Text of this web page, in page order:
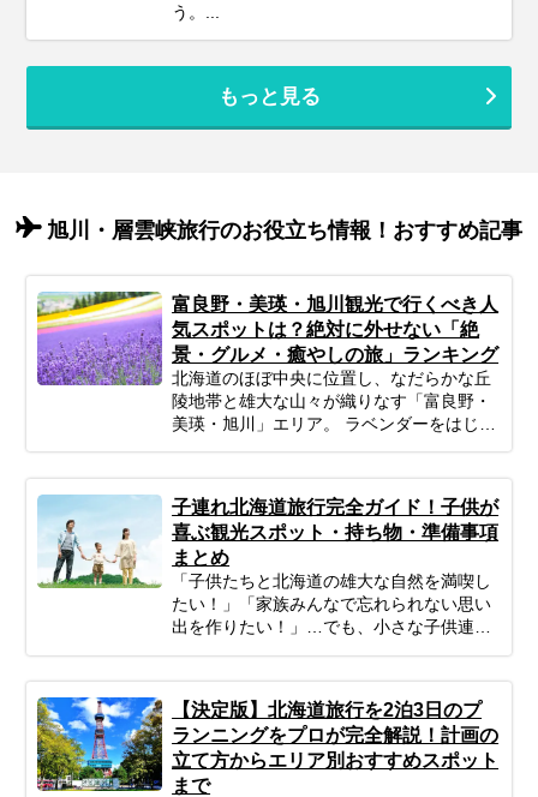
う。...
もっと見る
旭川・層雲峡旅行のお役立ち情報！おすすめ記事
富良野・美瑛・旭川観光で行くべき人
気スポットは？絶対に外せない「絶
景・グルメ・癒やしの旅」ランキング
北海道のほぼ中央に位置し、なだらかな丘
陵地帯と雄大な山々が織りなす「富良野・
美瑛・旭川」エリア。 ラベンダーをはじめ
絶品グルメは、忙しい日常を忘れて深呼吸
したい大人の女性にぴったりの場所です。
「広すぎてどう回ればいいかわからな
い…」「効率よく絶景スポットを巡りた
い」 そんなあなたのために、今回はプロの
ツアーコーディネーターが厳選した、目的
別の富良野・美瑛・旭川おすすめ観光スポ
ットをご紹介します。 絵画のような絶景か
フェまで幅広くピックアップ。初めての方
からリピーターの方まで、あなたの旅のス
タイルに合わせた「最高の北海道旅」をプ
ランニングするための参考にぜひお役立て
ください。
子連れ北海道旅行完全ガイド！子供が
喜ぶ観光スポット・持ち物・準備事項
まとめ
「子供たちと北海道の雄大な自然を満喫し
たい！」「家族みんなで忘れられない思い
出を作りたい！」…でも、小さな子供連れ
心ください！ポイントを押さえてしっかり
計画すれば、子連れ北海道旅行は最高の体
験になります。 この記事では、子連れファ
ミリーが北海道旅行を思いっきり楽しむた
めの、計画の立て方の基本から、子供が絶
【決定版】北海道旅行を2泊3日のプ
ランニングをプロが完全解説！計画の
立て方からエリア別おすすめスポット
まで